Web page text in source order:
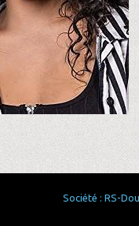
Société : RS-